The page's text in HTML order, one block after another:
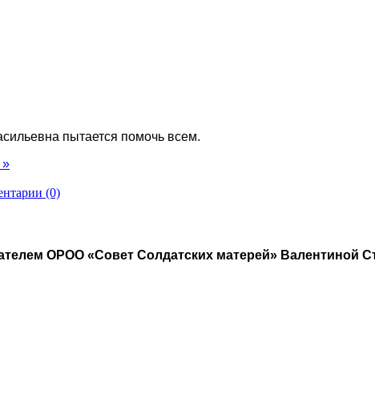
пытается помочь всем.
»
(0)
ОРОО «Совет Солдатских матерей» Валентиной